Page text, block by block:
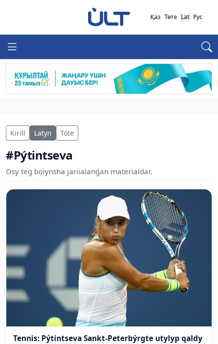
Қаз Төте Lat Рус
Kirill Latyn Tóte
#Pýtintseva
Osy teg boiynsha jariialanǵan materialdar.
Tennis: Pýtintseva Sankt-Peterbýrgte utylyp qaldy